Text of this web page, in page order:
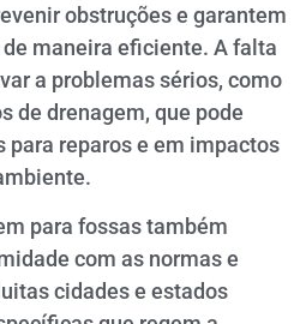
obstruções e garantem
maneira eficiente. A falta
a problemas sérios, como
de drenagem, que pode
para reparos e em impactos
para fossas também
com as normas e
cidades e estados